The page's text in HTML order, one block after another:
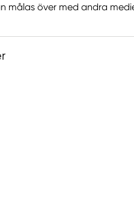
målas över med andra